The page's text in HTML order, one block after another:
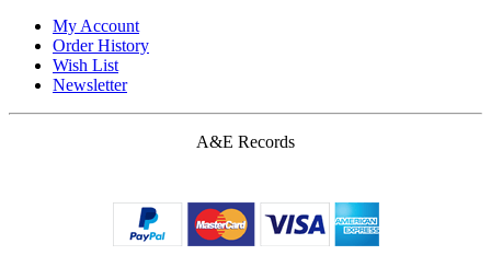
My Account
Order History
Wish List
Newsletter
A&E Records